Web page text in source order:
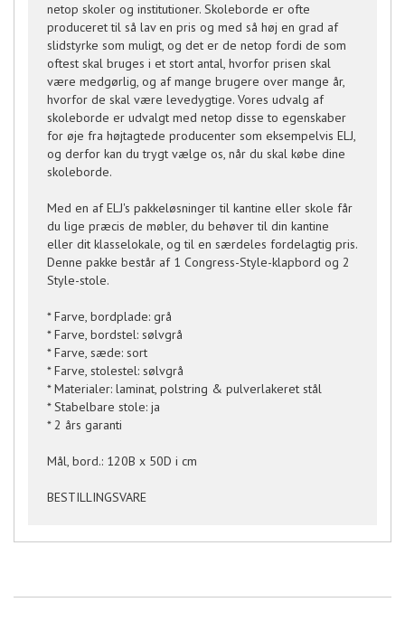
netop skoler og institutioner. Skoleborde er ofte
produceret til så lav en pris og med så høj en grad af
slidstyrke som muligt, og det er de netop fordi de som
oftest skal bruges i et stort antal, hvorfor prisen skal
være medgørlig, og af mange brugere over mange år,
hvorfor de skal være levedygtige. Vores udvalg af
skoleborde er udvalgt med netop disse to egenskaber
for øje fra højtagtede producenter som eksempelvis ELJ,
og derfor kan du trygt vælge os, når du skal købe dine
skoleborde.
Med en af ELJ's pakkeløsninger til kantine eller skole får
du lige præcis de møbler, du behøver til din kantine
eller dit klasselokale, og til en særdeles fordelagtig pris.
Denne pakke består af 1 Congress-Style-klapbord og 2
Style-stole.
* Farve, bordplade: grå
* Farve, bordstel: sølvgrå
* Farve, sæde: sort
* Farve, stolestel: sølvgrå
* Materialer: laminat, polstring & pulverlakeret stål
* Stabelbare stole: ja
* 2 års garanti
Mål, bord.: 120B x 50D i cm
BESTILLINGSVARE